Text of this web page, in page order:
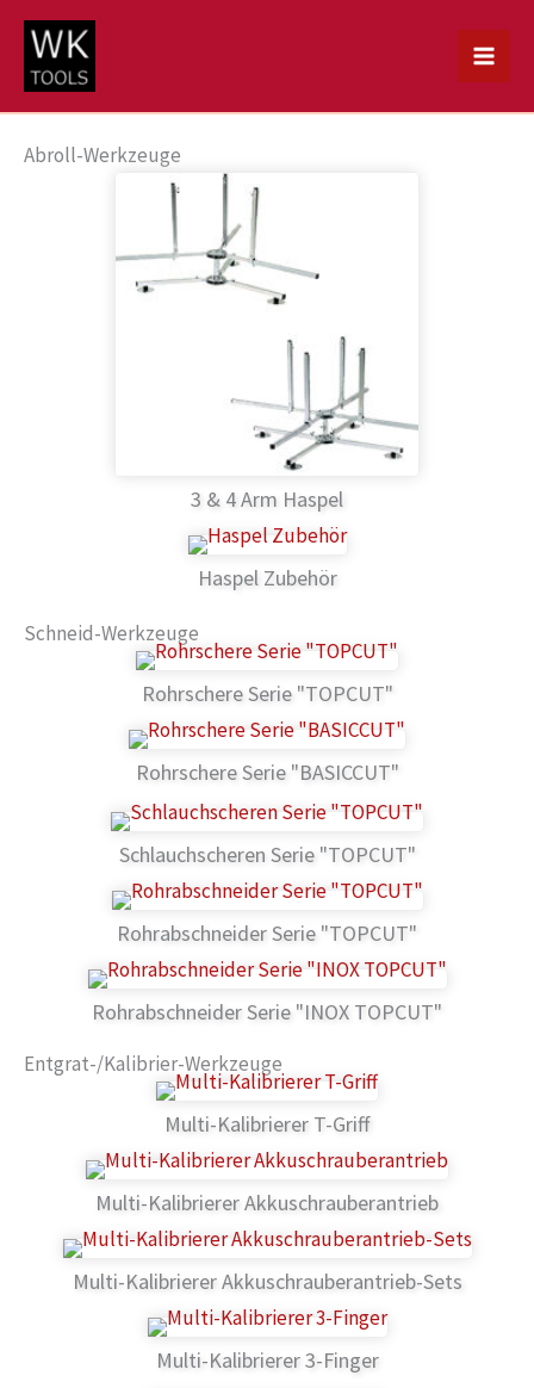
Zum
Inhalt
springen
Abroll-Werkzeuge
3 & 4 Arm Haspel
Haspel Zubehör
Schneid-Werkzeuge
Rohrschere Serie "TOPCUT"
Rohrschere Serie "BASICCUT"
Schlauchscheren Serie "TOPCUT"
Rohrabschneider Serie "TOPCUT"
Rohrabschneider Serie "INOX TOPCUT"
Entgrat-/Kalibrier-Werkzeuge
Multi-Kalibrierer T-Griff
Multi-Kalibrierer Akkuschrauberantrieb
Multi-Kalibrierer Akkuschrauberantrieb-Sets
Multi-Kalibrierer 3-Finger